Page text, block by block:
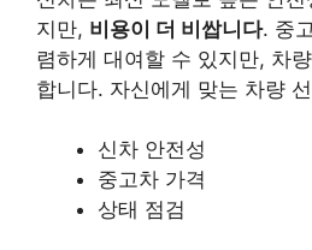
지만, 비용이 더 비쌉니다. 중
렴하게 대여할 수 있지만, 차
합니다. 자신에게 맞는 차량
신차 안전성
중고차 가격
상태 점검